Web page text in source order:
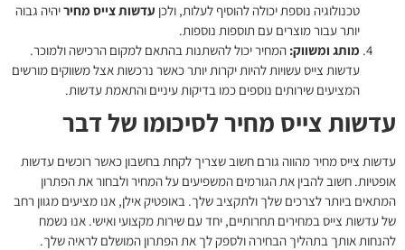
טכנולוגיה נוספת יכולה להוסיף לעלות, ולכן עדשות צייס מחיריהיה גבוה
יותר עבור מוצרים עם תוספות נוספות.
מותג ומשווק: המחיר יכול להשתנות בהתאם למקום הרכישה ולמוכר.
עדשות צייס עשויות להיות יקרות יותר כאשר נרכשות אצל משווקים מורשים
המציעים שירותים נוספים כמו בדיקות עיניים והתאמת עדשות.
עדשות צייס מחיר לסיכומו של דבר
עדשות צייס מחירמהווה גורם חשוב שצריך לקחת בחשבון כאשר רוכשים עדשות
אופטיות. חשוב להבין את הגורמים המשפיעים על המחיר ולבחור את הפתרון
המתאים ביותר לצרכים שלך ולתקציב שלך. באופטיק אילן, אנו מציעים מגוון רחב
של עדשות צייס במחירים תחרותיים, יחד עם שירות מקצועי ואישי. אנו נשמח
להנחות אותך בתהליך הבחירה ולספק לך את הפתרון המושלם לראיה שלך.